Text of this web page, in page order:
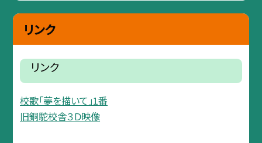
リンク
リンク
校歌「夢を描いて」1番
旧銅駝校舎３Ｄ映像